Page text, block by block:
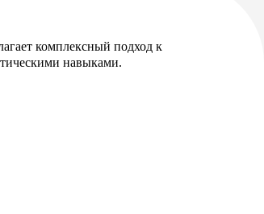
комплексный подход к
навыками.